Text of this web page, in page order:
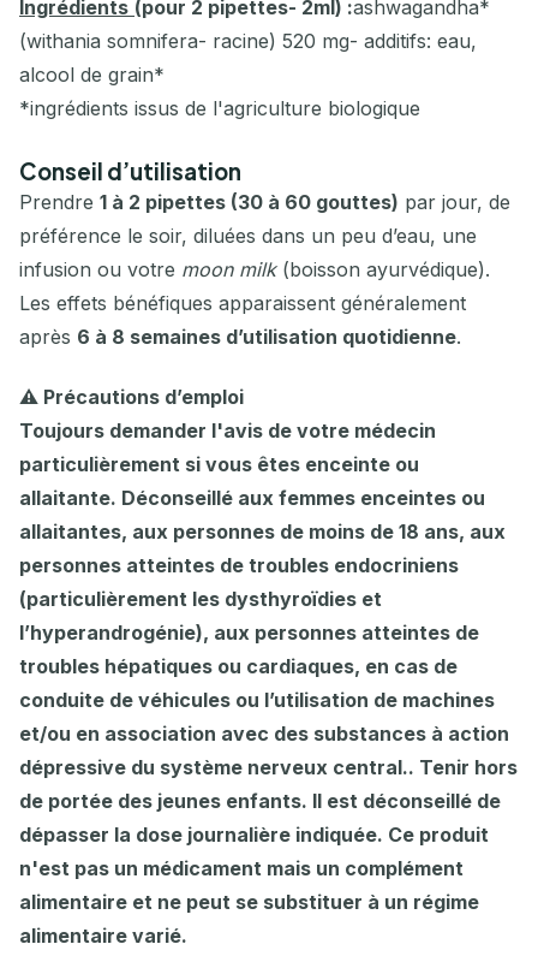
Ingrédients (pour 2 pipettes- 2ml) :ashwagandha*
(withania somnifera- racine) 520 mg- additifs: eau,
alcool de grain*
*ingrédients issus de l'agriculture biologique
Conseil d’utilisation
Prendre 1 à 2 pipettes (30 à 60 gouttes) par jour, de
préférence le soir, diluées dans un peu d’eau, une
infusion ou votre moon milk(boisson ayurvédique).
Les effets bénéfiques apparaissent généralement
après 6 à 8 semaines d’utilisation quotidienne.
⚠️ Précautions d’emploi
Toujours demander l'avis de votre médecin
particulièrement si vous êtes enceinte ou
allaitante. Déconseillé aux femmes enceintes ou
allaitantes, aux personnes de moins de 18 ans, aux
personnes atteintes de troubles endocriniens
(particulièrement les dysthyroïdies et
l’hyperandrogénie), aux personnes atteintes de
troubles hépatiques ou cardiaques, en cas de
conduite de véhicules ou l’utilisation de machines
et/ou en association avec des substances à action
dépressive du système nerveux central.. Tenir hors
de portée des jeunes enfants. Il est déconseillé de
dépasser la dose journalière indiquée. Ce produit
n'est pas un médicament mais un complément
alimentaire et ne peut se substituer à un régime
alimentaire varié.